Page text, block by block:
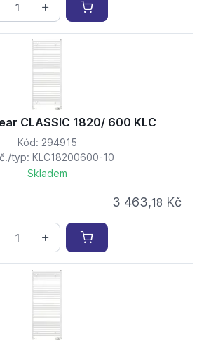
CLASSIC 1820/ 600 KLC
Kód: 294915
typ: KLC18200600-10
Skladem
3 463,18 Kč